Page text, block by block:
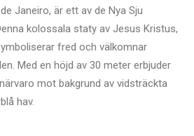
Janeiro, är ett av de Nya Sju
kolossala staty av Jesus Kristus,
fred och välkomnar
Med en höjd av 30 meter erbjuder
mot bakgrund av vidsträckta
hav.